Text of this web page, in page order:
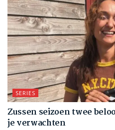
SERIES
Zussen seizoen twee
je verwachten